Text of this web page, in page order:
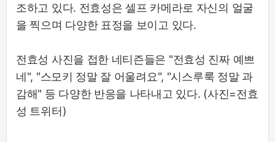
조하고 있다. 전효성은 셀프 카메라로 자신의 얼굴
을 찍으며 다양한 표정을 보이고 있다.
전효성 사진을 접한 네티즌들은 "전효성 진짜 예쁘
네", "스모키 정말 잘 어울려요", "시스루룩 정말 과
감해" 등 다양한 반응을 나타내고 있다. (사진=전효
성 트위터)